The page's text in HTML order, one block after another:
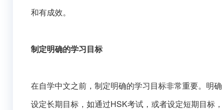
和有成效。
制定明确的学习目标
在自学中文之前，制定明确的学习目标非常重要。明
设定长期目标，如通过HSK考试，或者设定短期目标